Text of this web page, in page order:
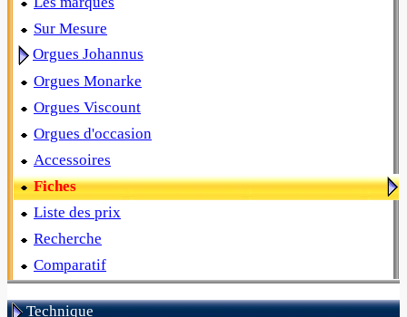
Sur Mesure
Orgues Johannus
Orgues Monarke
Orgues Viscount
Orgues d'occasion
Accessoires
Fiches
Liste des prix
Recherche
Comparatif
Technique